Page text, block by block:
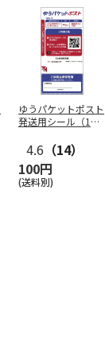
ゆうパケットポスト
発送用シール（1個
4.6 （14）
100円
(送料別)